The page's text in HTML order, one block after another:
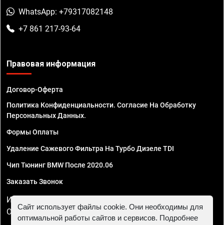
WhatsApp: +79317082148
+7 861 217-93-64
Правовая информация
Договор-Оферта
Политика Конфиденциальности. Согласие На Обработку
Персональных Данных.
Формы Оплаты
Удаление Сажевого Фильтра На Турбо Дизеле TDI
Чип Тюнинг BMW После 2020.06
Заказать Звонок
ИП Смирнов Георгий Павлович. ИНН 781302555843,
ОГРНИП 324470400032610
Сайт использует файлы cookie. Они необходимы для
оптимальной работы сайтов и сервисов. Подробнее